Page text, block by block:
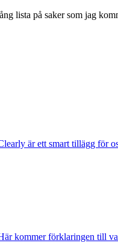
lista på saker som jag
är ett smart tillägg för
kommer förklaringen till